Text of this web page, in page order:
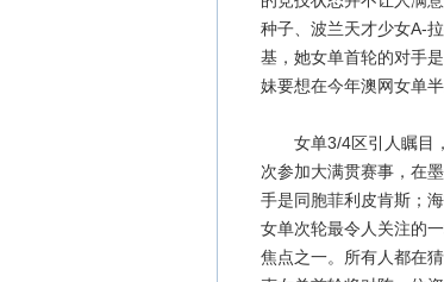
种子、波兰天才少女A-
基，她女单首轮的对手
妹要想在今年澳网女单
女单3/4区引人瞩目，
次参加大满贯赛事，在
手是同胞菲利皮肯斯；
女单次轮最令人关注的
焦点之一。所有人都在